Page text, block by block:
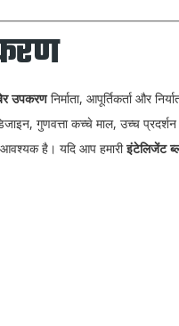
उपकरणनिर्माता, आपूर्तिकर्ता और
गुणवत्ता कच्चे माल, उच्च
आवश्यक है। यदि आप हमारीइंटेलिजेंट